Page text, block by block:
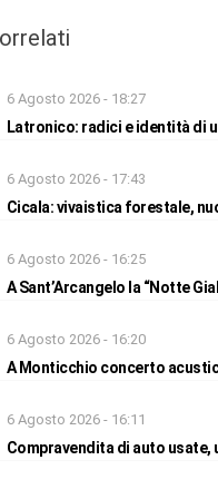
6 Agosto 2026 - 18:27
Latronico: radici e identità di
6 Agosto 2026 - 17:43
Cicala: vivaistica forestale,
6 Agosto 2026 - 16:25
A Sant’Arcangelo la “Notte
6 Agosto 2026 - 16:20
A Monticchio concerto
6 Agosto 2026 - 16:11
Compravendita di auto usate,